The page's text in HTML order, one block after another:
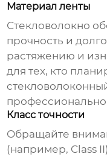
Материал ленты
Стекловолокно
прочность и
растяжению и
для тех, кто
Класс точности
Обращайте
(например, Class